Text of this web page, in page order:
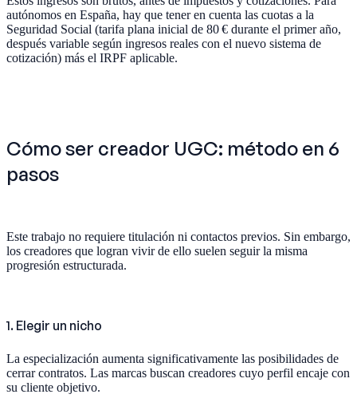
autónomos en España, hay que tener en cuenta las cuotas a la
Seguridad Social (tarifa plana inicial de 80 € durante el primer año,
después variable según ingresos reales con el nuevo sistema de
cotización) más el IRPF aplicable.
Cómo ser creador UGC: método en 6
pasos
Este trabajo no requiere titulación ni contactos previos. Sin embargo,
los creadores que logran vivir de ello suelen seguir la misma
progresión estructurada.
1. Elegir un nicho
La especialización aumenta significativamente las posibilidades de
cerrar contratos. Las marcas buscan creadores cuyo perfil encaje con
su cliente objetivo.